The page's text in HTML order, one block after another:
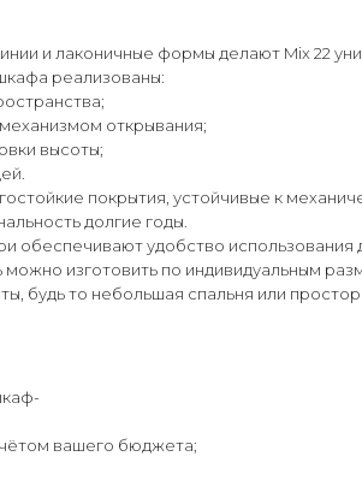
и лаконичные формы делают Mix 22
реализованы:
открывания;
высоты;
покрытия, устойчивые к
долгие годы.
обеспечивают удобство
изготовить по индивидуальным
будь то небольшая спальня или
вашего бюджета;